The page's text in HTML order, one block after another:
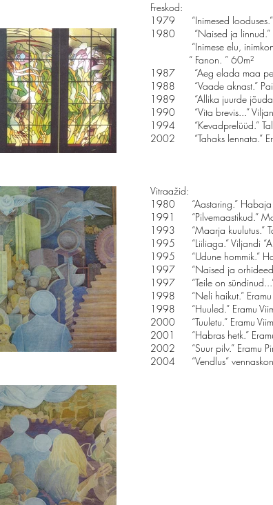
Freskod:
1979 “Inimesed looduses.”
1980 “Naised ja linnud.”
“Inimese elu, inimkonna
“ Fanon. ” 60m²
1987 “Aeg elada maa
1988 “Vaade aknast.”
1989 “Allika juurde
1990 “Vita brevis...”
1994 “Kevadprelüüd.”
2002 “Tahaks lennata.”
Vitraažid:
1980 “Aastaring.” Habaja
1991 “Pilvemaastikud.”
1993 “Maarja kuulutus.”
1995 “Liiliaga.” Viljandi
1995 “Udune hommik.”
1997 “Naised ja
1997 “Teile on
1998 “Neli haikut.” Eramu
1998 “Huuled.” Eramu
2000 “Tuuletu.” Eramu
2001 “Habras hetk.”
2002 “Suur pilv.” Eramu
2004 “Vendlus”